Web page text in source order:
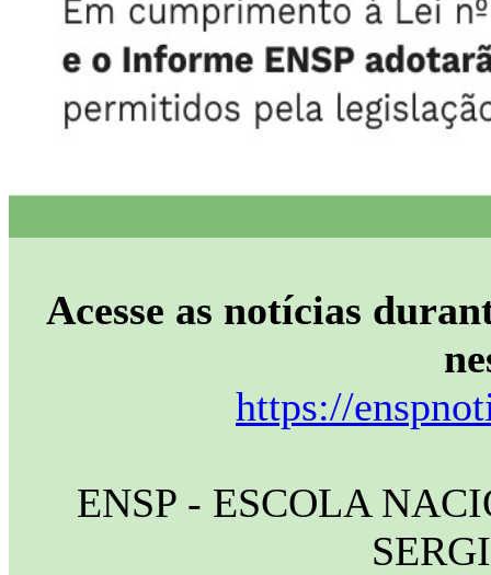
Acesse as notícias
https://
ENSP - ESCOLA